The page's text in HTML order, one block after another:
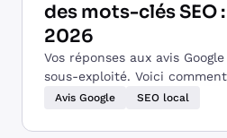
des mots-clés SEO
2026
Vos réponses aux avis
sous-exploité. Voici
de service et de localité,
Avis Google SEO local